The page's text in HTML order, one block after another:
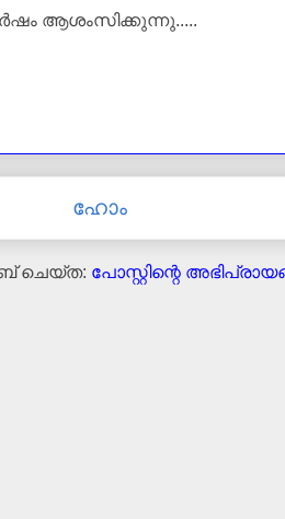
ആശംസിക്കുന്നു.....
ഹോം
ചെയ്ത: പോസ്റ്റിന്റെ